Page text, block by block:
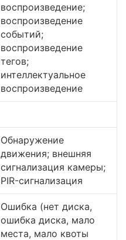
воспроизведение;
воспроизведение
событий;
воспроизведение
тегов;
интеллектуальное
воспроизведение
Обнаружение
движения; внешняя
сигнализация камеры;
PIR-сигнализация
Ошибка (нет диска,
ошибка диска, мало
места, мало квоты